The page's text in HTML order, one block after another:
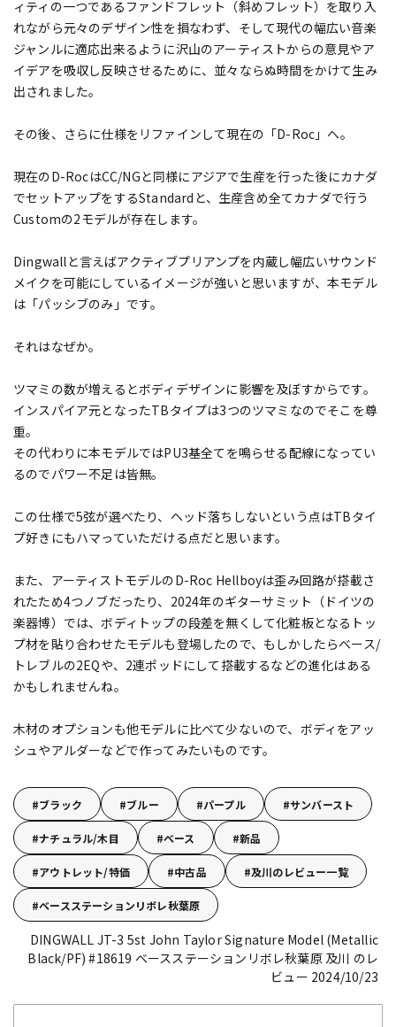
ィティの一つであるファンドフレット（斜めフレット）を取り入
れながら元々のデザイン性を損なわず、そして現代の幅広い音楽
ジャンルに適応出来るように沢山のアーティストからの意見やア
イデアを吸収し反映させるために、並々ならぬ時間をかけて生み
出されました。
その後、さらに仕様をリファインして現在の「D-Roc」へ。
現在のD-RocはCC/NGと同様にアジアで生産を行った後にカナダ
でセットアップをするStandardと、生産含め全てカナダで行う
Customの2モデルが存在します。
Dingwallと言えばアクティブプリアンプを内蔵し幅広いサウンド
メイクを可能にしているイメージが強いと思いますが、本モデル
は「パッシブのみ」です。
それはなぜか。
ツマミの数が増えるとボディデザインに影響を及ぼすからです。
インスパイア元となったTBタイプは3つのツマミなのでそこを尊
重。
その代わりに本モデルではPU3基全てを鳴らせる配線になってい
るのでパワー不足は皆無。
この仕様で5弦が選べたり、ヘッド落ちしないという点はTBタイ
プ好きにもハマっていただける点だと思います。
また、アーティストモデルのD-Roc Hellboyは歪み回路が搭載さ
れたため4つノブだったり、2024年のギターサミット（ドイツの
楽器博）では、ボディトップの段差を無くして化粧板となるトッ
プ材を貼り合わせたモデルも登場したので、もしかしたらベース/
トレブルの2EQや、2連ポッドにして搭載するなどの進化はある
かもしれませんね。
木材のオプションも他モデルに比べて少ないので、ボディをアッ
シュやアルダーなどで作ってみたいものです。
ブラック ブルー パープル サンバースト
ナチュラル/木目 ベース 新品
アウトレット/特価 中古品 及川のレビュー一覧
ベースステーションリボレ秋葉原
DINGWALL JT-3 5st John Taylor Signature Model (Metallic
Black/PF) #18619 ベースステーションリボレ秋葉原 及川 のレ
ビュー 2024/10/23